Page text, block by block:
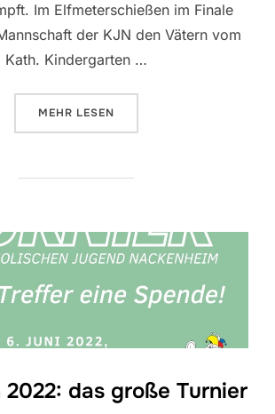
Im Elfmeterschießen im Finale
der KJN den Vätern vom
Kath. Kindergarten …
MEHR ÜBER „PFINGSTTURNIER 2022:
LESEN
das große Turnier